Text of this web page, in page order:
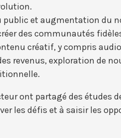
public et augmentation du
des communautés
créatif, y compris
revenus, exploration de
ont partagé des études
les défis et à saisir les